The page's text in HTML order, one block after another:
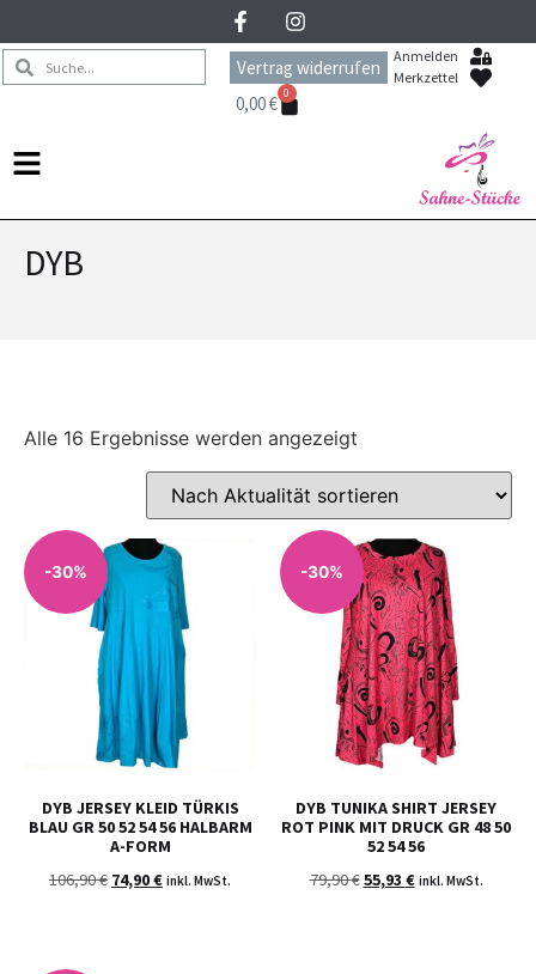
Vertrag widerrufen
Anmelden
Merkzettel
0,00€ 0
DYB
Alle 16 Ergebnisse werden angezeigt
-30%
DYB JERSEY KLEID TÜRKIS
BLAU GR 50 52 54 56 HALBARM
A-FORM
106,90€ 74,90€ inkl. MwSt.
-30%
DYB TUNIKA SHIRT JERSEY
ROT PINK MIT DRUCK GR 48 50
52 54 56
79,90€55,93 € inkl. MwSt.